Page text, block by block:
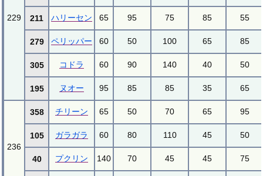
229 211 ハリーセン 65 95 75 85 55
279 ペリッパー 60 50 100 65 85
305 コドラ 60 90 140 40 50
195 ヌオー 95 85 85 35 65
236
358 チリーン 65 50 70 65 95
105 ガラガラ 60 80 110 45 50
40 プクリン 140 70 45 45 75